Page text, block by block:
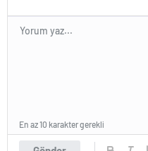
En az 10 karakter gerekli